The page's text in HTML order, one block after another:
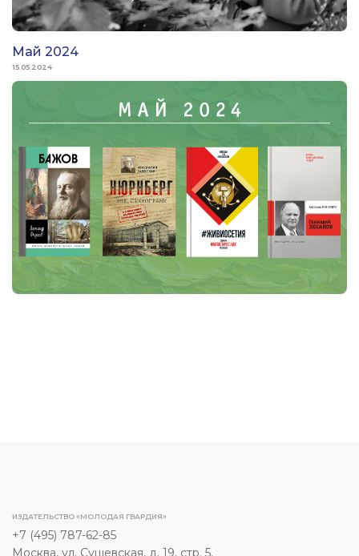
Май 2024
15.05.2024
ИЗДАТЕЛЬСТВО «МОЛОДАЯ ГВАРДИЯ»
+7 (495) 787-62-85
Москва, ул. Сущевская, д. 19, стр. 5.